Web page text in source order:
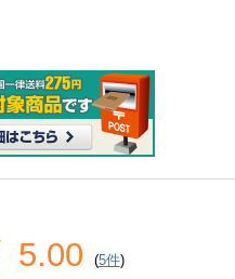
5.00 (5件)